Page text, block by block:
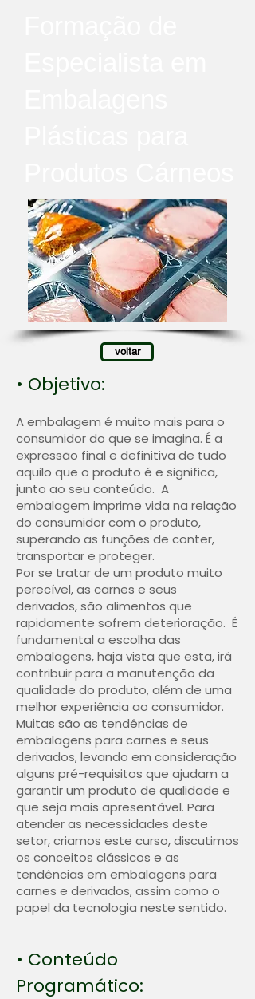
voltar
• Objetivo:
A embalagem é muito mais para o
consumidor do que se imagina. É a
expressão final e definitiva de tudo
aquilo que o produto é e significa,
junto ao seu conteúdo. A
embalagem imprime vida na relação
do consumidor com o produto,
superando as funções de conter,
transportar e proteger.
Por se tratar de um produto muito
perecível, as carnes e seus
derivados, são alimentos que
rapidamente sofrem deterioração. É
fundamental a escolha das
embalagens, haja vista que esta, irá
contribuir para a manutenção da
qualidade do produto, além de uma
melhor experiência ao consumidor.
Muitas são as tendências de
embalagens para carnes e seus
derivados, levando em consideração
alguns pré-requisitos que ajudam a
garantir um produto de qualidade e
que seja mais apresentável. Para
atender as necessidades deste
setor, criamos este curso, discutimos
os conceitos clássicos e as
tendências em embalagens para
carnes e derivados, assim como o
papel da tecnologia neste sentido.
• Conteúdo
Programático: